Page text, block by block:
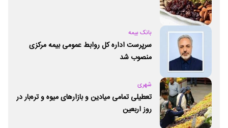
بانک بیمه
سرپرست اداره کل روابط عمومی بیمه مرکزی
منصوب شد
شهری
تعطیلی تمامی میادین و بازارهای میوه و تره‌بار در
روز اربعین